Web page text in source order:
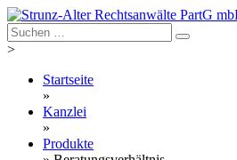
Skip
to
content
>
Startseite
»
Kanzlei
»
Produkte